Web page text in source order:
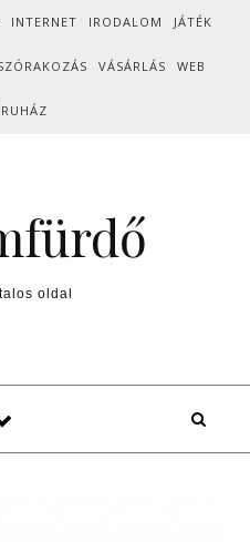
INTERNET IRODALOM JÁTÉK
VÁSÁRLÁS WEB
oldal